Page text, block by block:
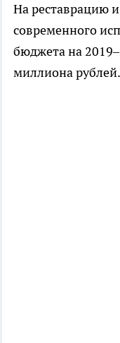
На реставрацию
современного
бюджета на
миллиона рублей.